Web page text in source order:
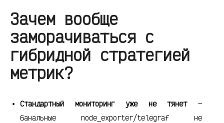
Зачем вообще
заморачиваться с
гибридной стратегией
метрик?
Стандартный мониторинг уже не тянет—
банальные node_exporter/telegraf не